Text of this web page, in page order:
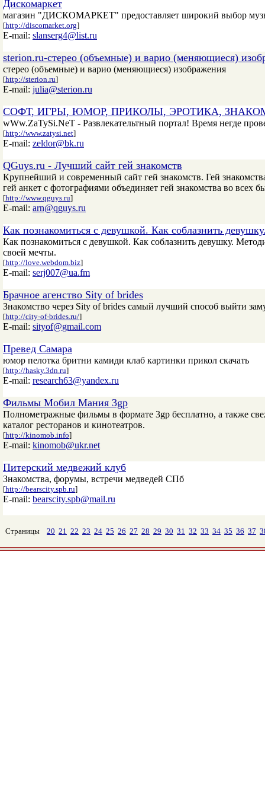
Дискомаркет
магазин "ДИСКОМАРКЕТ" предоставляет широкий выбор
[http://discomarket.org]
E-mail: slanserg4@list.ru
sterion.ru-стерео (объемные) и варио (меняющиеся)
стерео (объемные) и варио (меняющиеся) изображения
[http://sterion.ru]
E-mail: julia@sterion.ru
СОФТ, ИГРЫ, ЮМОР, ПРИКОЛЫ, ЭРОТИКА,
wWw.ZaTySi.NeT - Развлекательтный портал! Время негде
[http://www.zatysi.net]
E-mail: zeldor@bk.ru
QGuys.ru - Лучший сайт гей знакомств
Крупнейший и современный сайт гей знакомств. Гей
гей анкет с фотографиями объединяет гей знакомства во
[http://www.qguys.ru]
E-mail: arn@qguys.ru
Как познакомиться с девушкой. Как соблазнить
Как познакомиться с девушкой. Как соблазнить девушку.
своей мечты.
[http://love.webdom.biz]
E-mail: serj007@ua.fm
Брачное агенство Sity of brides
Знакомство через Sity of brides самый лучший способ выйти
[http://city-of-brides.ru/]
E-mail: sityof@gmail.com
Превед Самара
юмор пелотка бритни камиди клаб картинки прикол скачать
[http://hasky.3dn.ru]
E-mail: research63@yandex.ru
Фильмы Мобил Мания 3gp
Полнометражные фильмы в формате 3gp бесплатно, а также
каталог ресторанов и кинотеатров.
[http://kinomob.info]
E-mail: kinomob@ukr.net
Питерский медвежий клуб
Знакомства, форумы, встречи медведей СПб
[http://bearscity.spb.ru]
E-mail: bearscity.spb@mail.ru
Страницы 20 21 22 23 24 25 26 27 28 29 30 31 32 33 34 35 36 37